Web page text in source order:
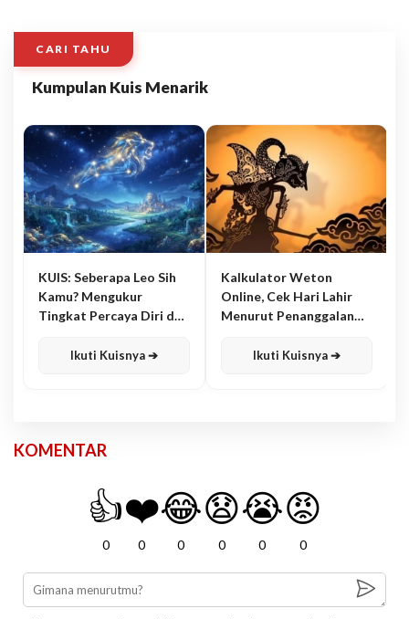
CARI TAHU
Kumpulan Kuis Menarik
KUIS: Seberapa Leo Sih
Kamu? Mengukur
Tingkat Percaya Diri dan
Ikuti Kuisnya ➔
Kalkulator Weton
Online, Cek Hari Lahir
Menurut Penanggalan
Ikuti Kuisnya ➔
KOMENTAR
👍
0
❤️
0
😂
0
😧
0
😭
0
😡
0